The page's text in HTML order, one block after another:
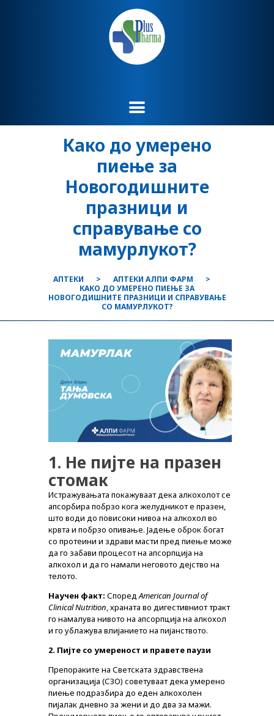
Како до умерено
пиење за
Новогодишните
празници и
справување со
мамурлукот?
АПТЕКИ
АПТЕКИ АЛПИ ФАРМ
КАКО ДО УМЕРЕНО ПИЕЊЕ ЗА
НОВОГОДИШНИТЕ ПРАЗНИЦИ И СПРАВУВАЊЕ
СО МАМУРЛУКОТ?
1. Не пијте на празен
стомак
Истражувањата покажуваат дека алкохолот се
апсорбира побрзо кога желудникот е празен,
што води до повисоки нивоа на алкохол во
крвта и побрзо опивање. Јадење оброк богат
со протеини и здрави масти пред пиење може
да го забави процесот на апсорпција на
алкохол и да го намали неговото дејство на
телото.
Научен факт: СпоредAmerican Journal of
Clinical Nutrition, храната во дигестивниот тракт
го намалува нивото на апсорпција на алкохол
и го ублажува влијанието на пијанството.
2. Пијте со умереност и правете паузи
Препораките на Светската здравствена
организација (СЗО) советуваат дека умерено
пиење подразбира до еден алкохолен
пијалак дневно за жени и до два за мажи.